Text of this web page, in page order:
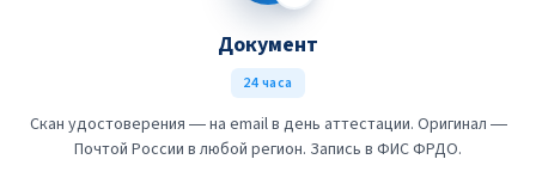
Документ
24 часа
Скан удостоверения — на email в день аттестации. Оригинал —
Почтой России в любой регион. Запись в ФИС ФРДО.